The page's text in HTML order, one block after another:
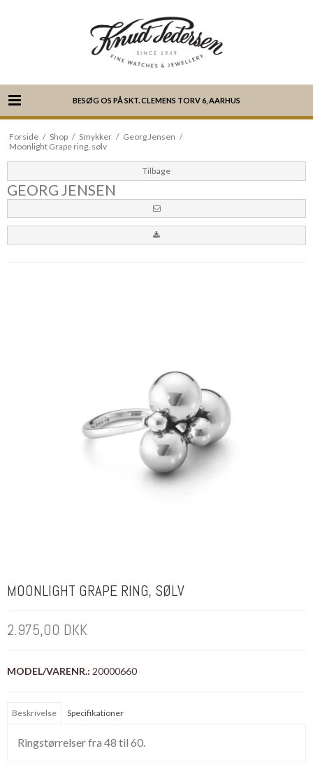
BESØG OS PÅ SKT. CLEMENS TORV 6, AARHUS
Forside / Shop / Smykker / Georg Jensen /
Moonlight Grape ring, sølv
Tilbage
GEORG JENSEN
MOONLIGHT GRAPE RING, SØLV
2.975,00 DKK
MODEL/VARENR.: 20000660
Beskrivelse Specifikationer
Ringstørrelser fra 48 til 60.